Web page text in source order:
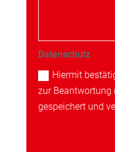
Datenschutz
Hiermit
zur Beantwortung
gespeichert und